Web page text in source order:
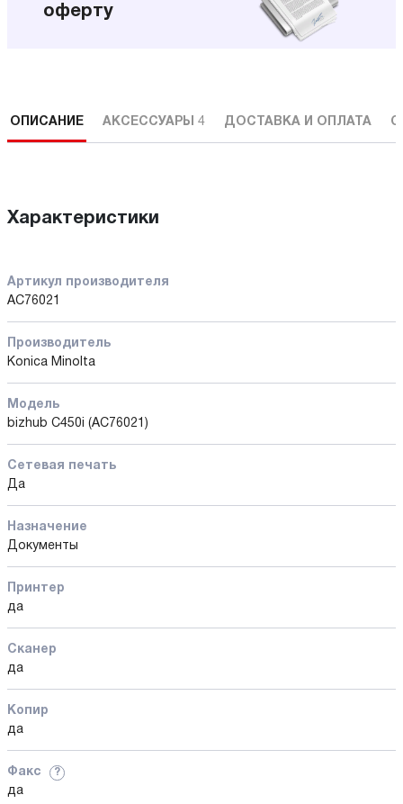
оферту
ОПИСАНИЕ АКСЕССУАРЫ 4 ДОСТАВКА И ОПЛАТА
Характеристики
Артикул производителя
AC76021
Производитель
Konica Minolta
Модель
bizhub C450i (AC76021)
Сетевая печать
Да
Назначение
Документы
Принтер
да
Сканер
да
Копир
да
Факс ?
да